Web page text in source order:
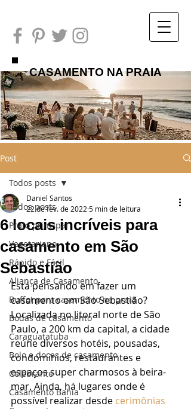
CASAMENTO NA PRAIA
Post
Todos posts
Prato principal
Vegetariano
Rápido e Fácil
Aliança de Casamento
Buffet para casamento na praia
Bodas de casamento
Caraguatatuba
Bolo e doces de casamento
Celebrante
Casamento Bahia
Todos posts
6 locais incríveis para
casamento em São
Sebastião
Daniel Santos
22 de fev. de 2022 5 min de leitura
Está pensando em fazer um
casamento em São Sebastião?
Localizada no litoral norte de São
Paulo, a 200 km da capital, a cidade
reúne diversos hotéis, pousadas,
condomínios, restaurantes e
espaços super charmosos à beira-
mar. Ainda, há lugares onde é
possível realizar desde cerimônias